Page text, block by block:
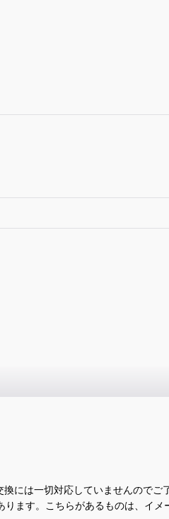
には一切対応していませんのでご
ます。こちらがあるものは、イメ